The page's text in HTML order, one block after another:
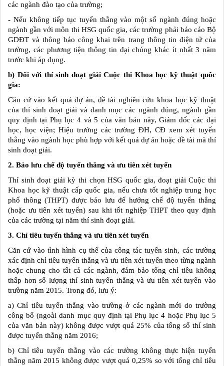
các ngành đào tạo của trường;
- Nếu không tiếp tục tuyển thẳng vào một số ngành đúng hoặc
ngành gần với môn thi HSG quốc gia, các trường phải báo cáo Bộ
GDĐT và thông báo công khai trên trang thông tin điện tử của
trường, các phương tiện thông tin đại chúng khác ít nhất 3 năm
trước khi áp dụng.
b) Đối với thí sinh đoạt giải Cuộc thi Khoa học kỹ thuật quốc
gia:
Căn cứ vào kết quả dự án, đề tài nghiên cứu khoa học kỹ thuật
của thí sinh đoạt giải và danh mục các ngành đúng, ngành gần
quy định tại Phụ lục 4 và 5 của văn bản này, Giám đốc các đại
học, học viện; Hiệu trưởng các trường ĐH, CĐ xem xét tuyển
thẳng vào ngành học phù hợp với kết quả dự án hoặc đề tài mà thí
sinh đoạt giải.
2. Bảo lưu chế độ tuyển thẳng và ưu tiên xét tuyển
Thí sinh đoạt giải kỳ thi chọn HSG quốc gia, đoạt giải Cuộc thi
Khoa học kỹ thuật cấp quốc gia, nếu chưa tốt nghiệp trung học
phổ thông (THPT) được bảo lưu để hưởng chế độ tuyển thẳng
(hoặc ưu tiên xét tuyển) sau khi tốt nghiệp THPT theo quy định
của các trường tại năm thí sinh đoạt giải.
3. Chỉ tiêu tuyển thẳng và ưu tiên xét tuyển
Căn cứ vào tình hình cụ thể của công tác tuyển sinh, các trường
xác định chỉ tiêu tuyển thẳng và ưu tiên xét tuyển theo từng ngành
hoặc chung cho tất cả các ngành, đảm bảo tổng chỉ tiêu không
thấp hơn số lượng thí sinh tuyển thẳng và ưu tiên xét tuyển vào
trường năm 2015. Trong đó, lưu ý:
a) Chỉ tiêu tuyển thẳng vào trường ở các ngành mới do trường
công bố (ngoài danh mục quy định tại Phụ lục 4 hoặc Phụ lục 5
của văn bản này) không được vượt quá 25% của tổng số thí sinh
được tuyển thẳng năm 2016;
b) Chỉ tiêu tuyển thẳng vào các trường không thực hiện tuyển
thẳng năm 2015 không được vượt quá 0,25% so với tổng chỉ tiêu